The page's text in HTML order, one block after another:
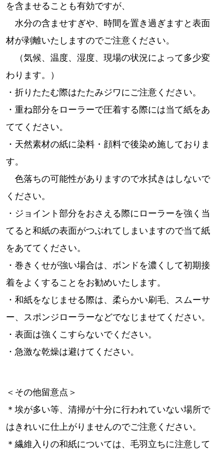
を含ませることも有効ですが、
水分の含ませすぎや、時間を置き過ぎますと表面
材が剥離いたしますのでご注意ください。
（気候、温度、湿度、現場の状況によって多少変
わります。）
・折りたたむ際はたたみジワにご注意ください。
・重ね部分をローラーで圧着する際には当て紙をあ
ててください。
・天然素材の紙に染料・顔料で後染め施しておりま
す。
色落ちの可能性がありますので水拭きはしないで
ください。
・ジョイント部分をおさえる際にローラーを強く当
てると和紙の表面がつぶれてしまいますので当て紙
をあててください。
・巻きくせが強い場合は、ボンドを濃くして初期接
着をよくすることをお勧めいたします。
・和紙をなじませる際は、柔らかい刷毛、スムーサ
ー、スポンジローラーなどでなじませてください。
・表面は強くこすらないでください。
・急激な乾燥は避けてください。
＜その他留意点＞
＊埃が多い等、清掃が十分に行われていない場所で
はきれいに仕上がりませんのでご注意ください。
＊繊維入りの和紙については、毛羽立ちに注意して